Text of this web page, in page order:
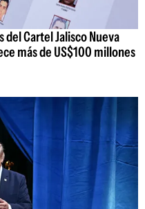
Cartel Jalisco Nueva
más de US$100 millones